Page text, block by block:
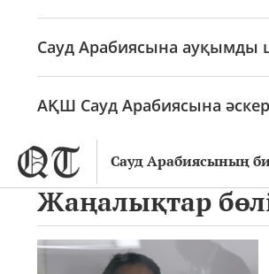
Сауд Арабиясының
Сауд Арабиясына ауқымды
АҚШ Сауд Арабиясына
Жаңалықтар